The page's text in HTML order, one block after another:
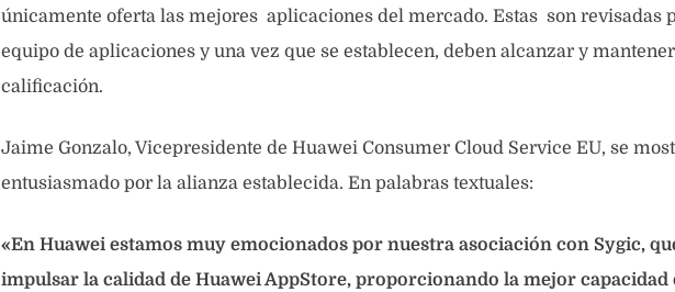
únicamente oferta las mejores aplicaciones del mercado. Estas son revisadas
equipo de aplicaciones y una vez que se establecen, deben alcanzar y
calificación.
Jaime Gonzalo, Vicepresidente de Huawei Consumer Cloud Service EU, se
entusiasmado por la alianza establecida. En palabras textuales:
«En Huawei estamos muy emocionados por nuestra asociación con Sygic,
impulsar la calidad de Huawei AppStore, proporcionando la mejor capacidad